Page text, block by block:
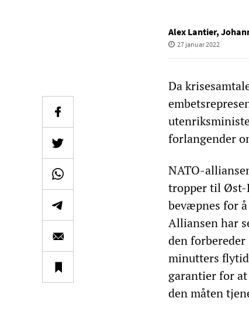
Alex Lantier,
27 januar 2022
Da
forlangender
NATO-
tropper til Øst-
bevæpnes for
Alliansen har
den forbereder
minutters
garantier for
den måten